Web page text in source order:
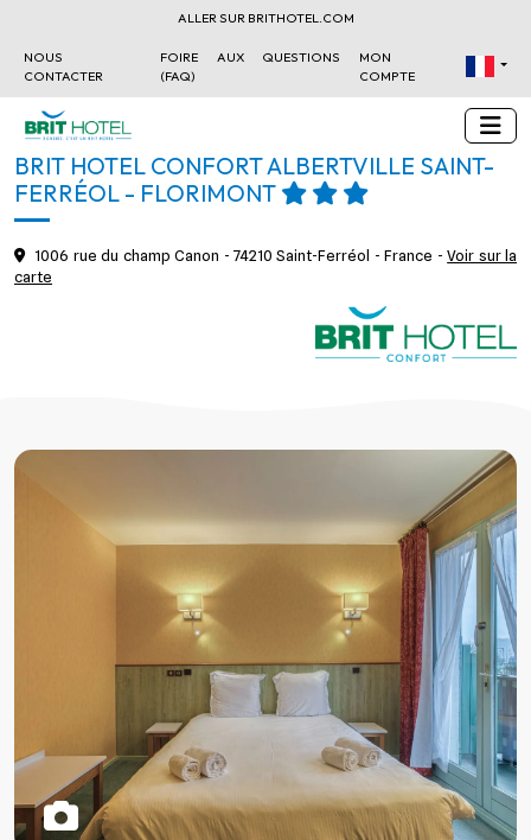
ALLER SUR BRITHOTEL.COM
NOUS
CONTACTER
FOIRE AUX QUESTIONS
(FAQ)
MON
COMPTE
BRIT HOTEL CONFORT ALBERTVILLE SAINT-
FERRÉOL - FLORIMONT
1006 rue du champ Canon - 74210 Saint-Ferréol - France -Voir sur la
carte